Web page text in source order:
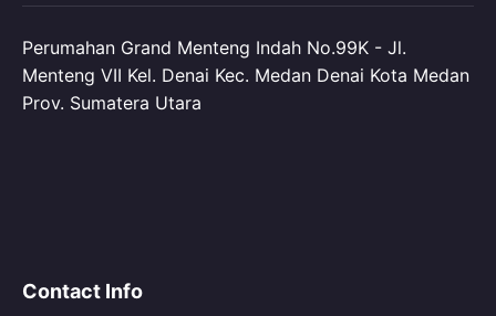
Perumahan Grand Menteng Indah No.99K - Jl.
Menteng VII Kel. Denai Kec. Medan Denai Kota Medan
Prov. Sumatera Utara
Contact Info